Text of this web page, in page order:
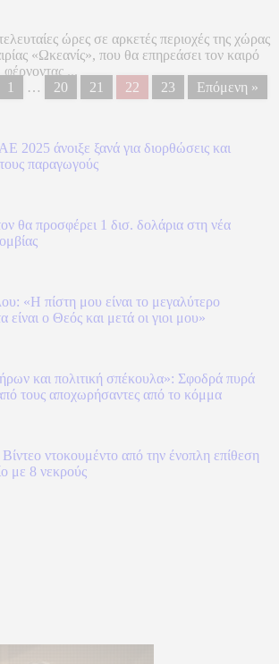
ώρες σε αρκετές περιοχές της χώρας
«Ωκεανίς», που θα επηρεάσει τον καιρό
...
1 … 20 21 22 23
Επόμενη »
2025 άνοιξε ξανά για διορθώσεις και
παραγωγούς
θα προσφέρει 1 δισ. δολάρια στη νέα
«Η πίστη μου είναι το μεγαλύτερο
ο Θεός και μετά οι γιοι μου»
και πολιτική σπέκουλα»: Σφοδρά πυρά
τους αποχωρήσαντες από το κόμμα
ντοκουμέντο από την ένοπλη επίθεση
με 8 νεκρούς